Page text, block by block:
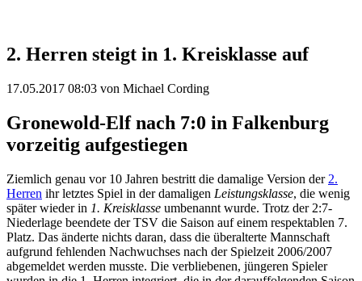
2. Herren steigt in 1. Kreisklasse auf
17.05.2017 08:03 von Michael Cording
Gronewold-Elf nach 7:0 in Falkenburg
vorzeitig aufgestiegen
Ziemlich genau vor 10 Jahren bestritt die damalige Version der 2.
Herren ihr letztes Spiel in der damaligen Leistungsklasse, die wenig
später wieder in 1. Kreisklasse umbenannt wurde. Trotz der 2:7-
Niederlage beendete der TSV die Saison auf einem respektablen 7.
Platz. Das änderte nichts daran, dass die überalterte Mannschaft
aufgrund fehlenden Nachwuchses nach der Spielzeit 2006/2007
abgemeldet werden musste. Die verbliebenen, jüngeren Spieler